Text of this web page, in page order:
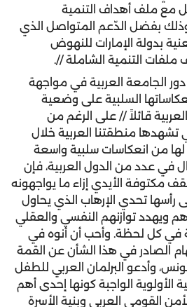
مع ملف أهداف التنمية
2030، وذلك بفضل الدّعم المتواصل الذي
بدولة الإمارات للنهوض
التنمية الشاملة //.
دور الجامعة العربية في مواجهة
السلبية على وضعية
قائلاً // على الرغم من
تشهدها منطقتنا العربية خلال
لها من انعكاسات سلبية واسعة
في عدد من الدول العربية، فإن
تقف مكتوفة الأيدي إزاء ما يواجهونه
رأسها تحدي الإرهاب الذي يحاول
ويهدد توازنهم النفسي والعقلي
في كل لحظة. وأحب أن أنوه في
الصادر في هذا الشأن عن القمة
تونس، وأدعو البرلمان العربي للطفل
الأولوية الواجبة كونها إحدى أهم
القومي العربي وبنية الأسرة